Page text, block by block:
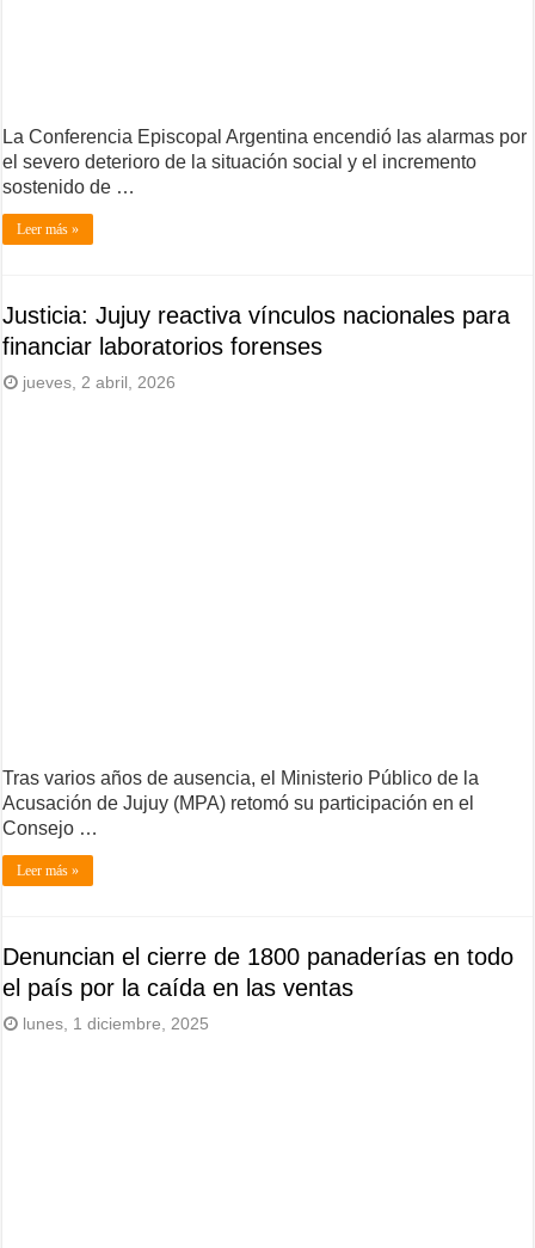
La Conferencia Episcopal Argentina encendió las alarmas por
el severo deterioro de la situación social y el incremento
sostenido de …
Leer más »
Justicia: Jujuy reactiva vínculos nacionales para
financiar laboratorios forenses
jueves, 2 abril, 2026
Tras varios años de ausencia, el Ministerio Público de la
Acusación de Jujuy (MPA) retomó su participación en el
Consejo …
Leer más »
Denuncian el cierre de 1800 panaderías en todo
el país por la caída en las ventas
lunes, 1 diciembre, 2025